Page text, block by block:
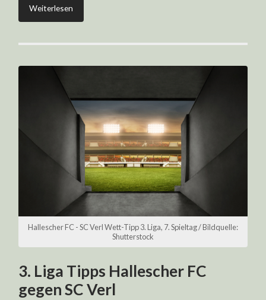
Weiterlesen
Hallescher FC - SC Verl Wett-Tipp 3. Liga, 7. Spieltag / Bildquelle:
Shutterstock
3. Liga Tipps Hallescher FC
gegen SC Verl